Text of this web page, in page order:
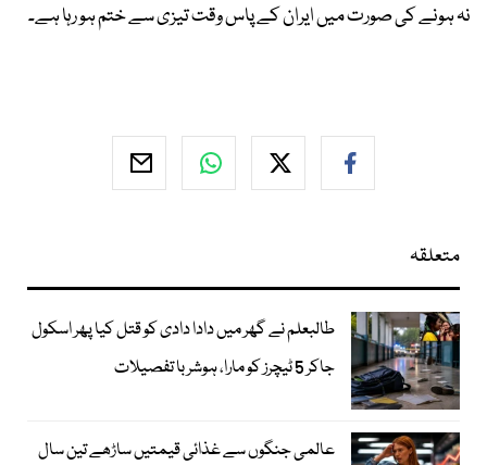
نہ ہونے کی صورت میں ایران کے پاس وقت تیزی سے ختم ہو رہا ہے۔
متعلقہ
طالبعلم نے گھر میں دادا دادی کو قتل کیا پھر اسکول
جاکر 5 ٹیچرز کو مارا، ہوشربا تفصیلات
عالمی جنگوں سے غذائی قیمتیں ساڑھے تین سال